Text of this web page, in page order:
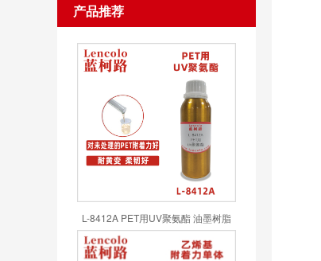
产品推荐
L-8412A PET用UV聚氨酯 油墨树脂